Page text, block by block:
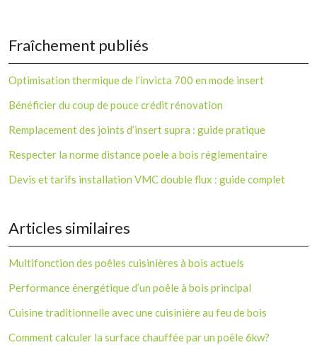
Fraîchement publiés
Optimisation thermique de l’invicta 700 en mode insert
Bénéficier du coup de pouce crédit rénovation
Remplacement des joints d’insert supra : guide pratique
Respecter la norme distance poele a bois réglementaire
Devis et tarifs installation VMC double flux : guide complet
Articles similaires
Multifonction des poêles cuisinières à bois actuels
Performance énergétique d’un poêle à bois principal
Cuisine traditionnelle avec une cuisinière au feu de bois
Comment calculer la surface chauffée par un poêle 6kw?